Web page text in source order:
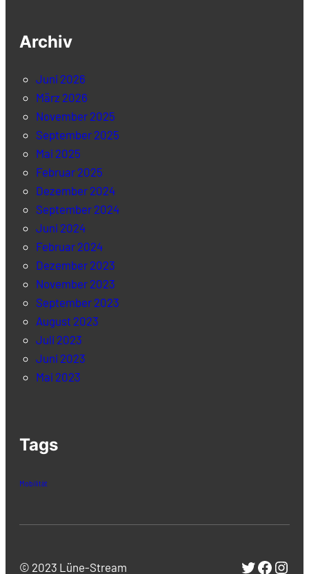
Archiv
Juni 2026
März 2026
November 2025
September 2025
Mai 2025
Februar 2025
Dezember 2024
September 2024
Juni 2024
Februar 2024
Dezember 2023
November 2023
September 2023
August 2023
Juli 2023
Juni 2023
Mai 2023
Tags
Mobilität
© 2023 Lüne-Stream Twitter